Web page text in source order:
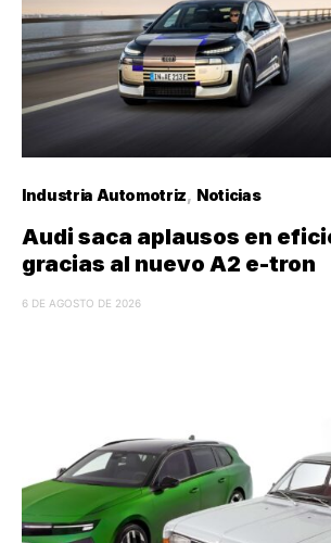
Industria Automotriz Noticias
Audi saca aplausos en
gracias al nuevo A2 e-tron
6 DE AGOSTO DE 2026